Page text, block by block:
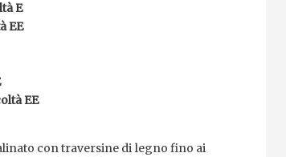
E
EE
EE
con traversine di legno fino ai